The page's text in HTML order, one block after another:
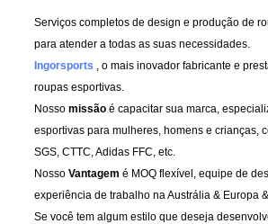
Serviços completos de design e produção de
para atender a todas as suas necessidades.
Ingorsports
, o mais inovador fabricante e
roupas esportivas.
Nossomissãoé capacitar sua marca,
esportivas para mulheres, homens e crianças,
SGS, CTTC, Adidas FFC, etc.
NossoVantagemé MOQ flexível, equipe de
experiência de trabalho na Austrália & Europa
Se você tem algum estilo que deseja